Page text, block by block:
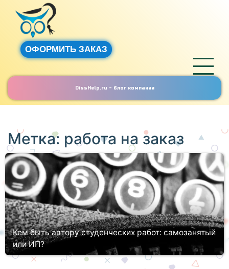
ОФОРМИТЬ ЗАКАЗ
DissHelp.ru - блог компании
Метка: работа на заказ
Кем быть автору студенческих работ: самозанятый
или ИП?
Пожалуй, на сегодня это самый актуальный вопрос для всех